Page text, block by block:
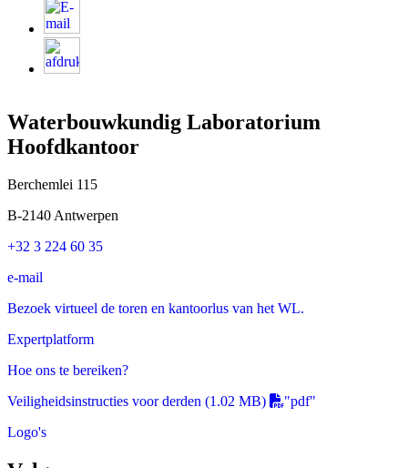
Waterbouwkundig Laboratorium
Hoofdkantoor
Berchemlei 115
B-2140 Antwerpen
+32 3 224 60 35
e-mail
Bezoek virtueel de toren en kantoorlus van het WL.
Expertplatform
Hoe ons te bereiken?
Veiligheidsinstructies voor derden (1.02 MB)
"pdf"
Logo's